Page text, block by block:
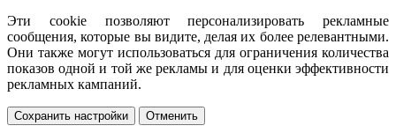
Эти cookie позволяют персонализировать рекламные
сообщения, которые вы видите, делая их более релевантными.
Они также могут использоваться для ограничения количества
показов одной и той же рекламы и для оценки эффективности
рекламных кампаний.
Сохранить настройки Отменить